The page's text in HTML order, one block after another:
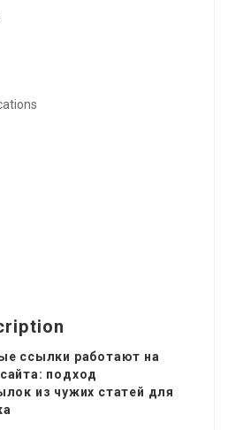
ссылки работают на
подход
из чужих статей для